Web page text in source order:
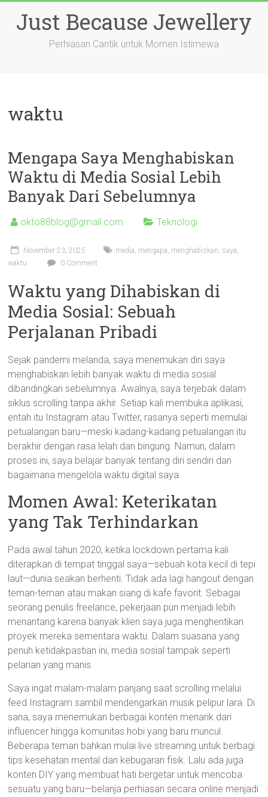
contentJust Because Jewellery
Perhiasan Cantik untuk Momen Istimewa
waktu
Mengapa Saya Menghabiskan
Waktu di Media Sosial Lebih
Banyak Dari Sebelumnya
okto88blog@gmail.com Teknologi
November 23, 2025 media, mengapa, menghabiskan, saya,
waktu
0 Comment
Waktu yang Dihabiskan di
Media Sosial: Sebuah
Perjalanan Pribadi
Sejak pandemi melanda, saya menemukan diri saya
menghabiskan lebih banyak waktu di media sosial
dibandingkan sebelumnya. Awalnya, saya terjebak dalam
siklus scrolling tanpa akhir. Setiap kali membuka aplikasi,
entah itu Instagram atau Twitter, rasanya seperti memulai
petualangan baru—meski kadang-kadang petualangan itu
berakhir dengan rasa lelah dan bingung. Namun, dalam
proses ini, saya belajar banyak tentang diri sendiri dan
bagaimana mengelola waktu digital saya.
Momen Awal: Keterikatan
yang Tak Terhindarkan
Pada awal tahun 2020, ketika lockdown pertama kali
diterapkan di tempat tinggal saya—sebuah kota kecil di tepi
laut—dunia seakan berhenti. Tidak ada lagi hangout dengan
teman-teman atau makan siang di kafe favorit. Sebagai
seorang penulis freelance, pekerjaan pun menjadi lebih
menantang karena banyak klien saya juga menghentikan
proyek mereka sementara waktu. Dalam suasana yang
penuh ketidakpastian ini, media sosial tampak seperti
pelarian yang manis.
Saya ingat malam-malam panjang saat scrolling melalui
feed Instagram sambil mendengarkan musik pelipur lara. Di
sana, saya menemukan berbagai konten menarik dari
influencer hingga komunitas hobi yang baru muncul.
Beberapa teman bahkan mulai live streaming untuk berbagi
tips kesehatan mental dan kebugaran fisik. Lalu ada juga
konten DIY yang membuat hati bergetar untuk mencoba
sesuatu yang baru—belanja perhiasan secara online menjadi